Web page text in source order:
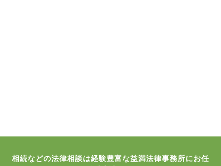
相続などの法律相談は経験豊富な益満法律事務所にお任